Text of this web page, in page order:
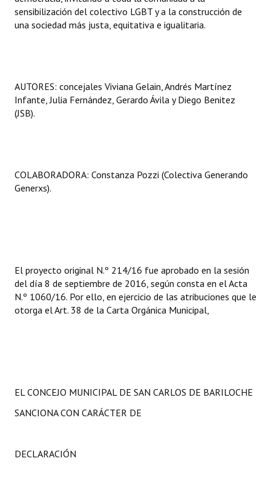
sensibilización del colectivo LGBT y a la construcción de
una sociedad más justa, equitativa e igualitaria.
AUTORES: concejales Viviana Gelain, Andrés Martínez
Infante, Julia Fernández, Gerardo Ávila y Diego Benitez
(JSB).
COLABORADORA: Constanza Pozzi (Colectiva Generando
Generxs).
El proyecto original N.º 214/16 fue aprobado en la sesión
del día 8 de septiembre de 2016, según consta en el Acta
N.º 1060/16. Por ello, en ejercicio de las atribuciones que le
otorga el Art. 38 de la Carta Orgánica Municipal,
EL CONCEJO MUNICIPAL DE SAN CARLOS DE BARILOCHE
SANCIONA CON CARÁCTER DE
DECLARACIÓN